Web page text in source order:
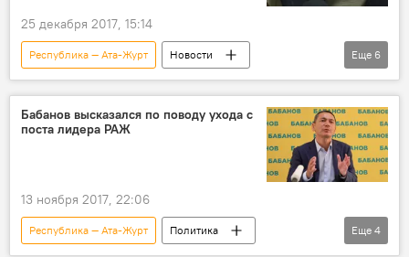
25 декабря 2017, 15:14
Республика — Ата-Журт
Новости
Кыргызстан
Происшествия
село Беловодское
ГУВД Чуйской области
депутат
избиение
Еще 6
Бабанов высказался по поводу ухода с
поста лидера РАЖ
13 ноября 2017, 22:06
Республика — Ата-Журт
Политика
Еще 4